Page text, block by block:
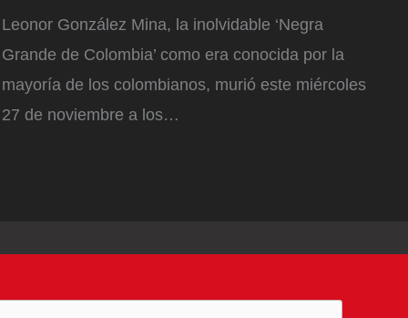
Leonor González Mina, la inolvidable ‘Negra
Grande de Colombia’ como era conocida por la
mayoría de los colombianos, murió este miércoles
27 de noviembre a los…